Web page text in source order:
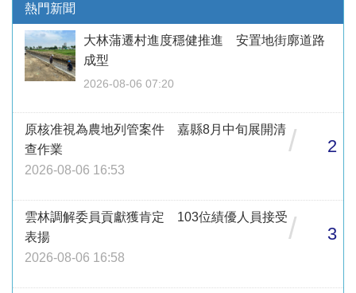
熱門新聞
大林蒲遷村進度穩健推進 安置地街廓道路
成型
2026-08-06 07:20
原核准視為農地列管案件 嘉縣8月中旬展開清
查作業
2026-08-06 16:53
/ 2
雲林調解委員貢獻獲肯定 103位績優人員接受
表揚
2026-08-06 16:58
/ 3